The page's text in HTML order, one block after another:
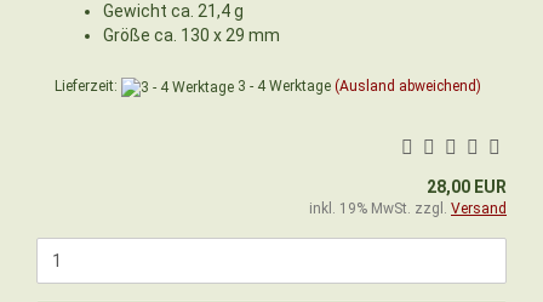
Gewicht ca. 21,4 g
Größe ca. 130 x 29 mm
Lieferzeit: 3 - 4 Werktage (Ausland abweichend)
28,00 EUR
inkl. 19% MwSt. zzgl. Versand